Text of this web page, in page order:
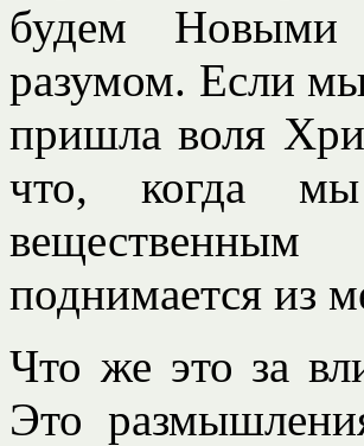
будем Новыми
разумом. Если мы
пришла воля
что, когда
поднимается из
Что же это за
Это